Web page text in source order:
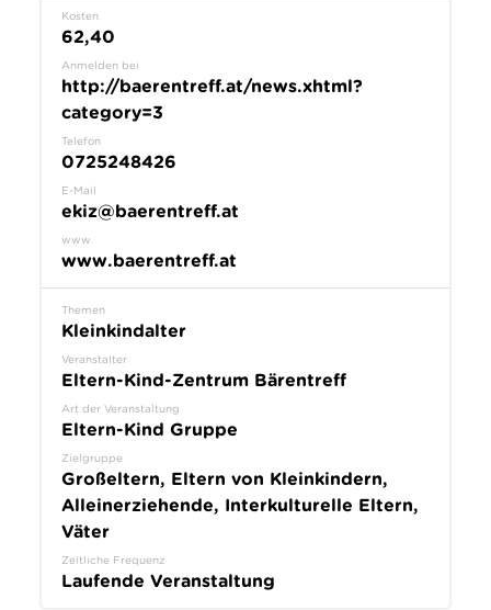
Kosten
62,40
Anmelden bei
http://baerentreff.at/news.xhtml?
category=3
Telefon
0725248426
E-Mail
ekiz@baerentreff.at
www
www.baerentreff.at
Themen
Kleinkindalter
Veranstalter
Eltern-Kind-Zentrum Bärentreff
Art der Veranstaltung
Eltern-Kind Gruppe
Zielgruppe
Großeltern, Eltern von Kleinkindern,
Alleinerziehende, Interkulturelle Eltern,
Väter
Zeitliche Frequenz
Laufende Veranstaltung